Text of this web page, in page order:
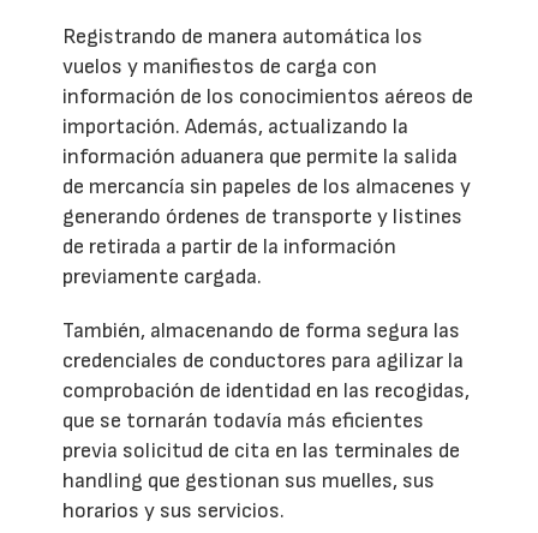
Registrando de manera automática los
vuelos y manifiestos de carga con
información de los conocimientos aéreos de
importación. Además, actualizando la
información aduanera que permite la salida
de mercancía sin papeles de los almacenes y
generando órdenes de transporte y listines
de retirada a partir de la información
previamente cargada.
También, almacenando de forma segura las
credenciales de conductores para agilizar la
comprobación de identidad en las recogidas,
que se tornarán todavía más eficientes
previa solicitud de cita en las terminales de
handling que gestionan sus muelles, sus
horarios y sus servicios.